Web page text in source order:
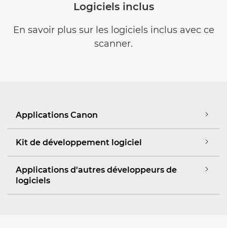
Logiciels inclus
En savoir plus sur les logiciels inclus avec ce
scanner.
Applications Canon
Kit de développement logiciel
Applications d'autres développeurs de
logiciels